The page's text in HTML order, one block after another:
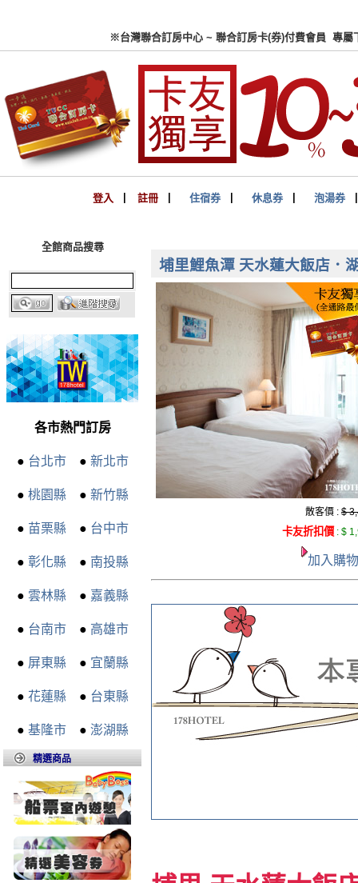
※台灣聯合訂房中心 ~ 聯合
登入 註冊 住宿券 休息券 泡湯券
全館商品搜尋
各市熱門訂房
● 台北市● 新北市
● 桃園縣 ● 新竹縣
● 苗栗縣 ● 台中市
● 彰化縣 ● 南投縣
● 雲林縣 ● 嘉義縣
● 台南市● 高雄市
● 屏東縣 ● 宜蘭縣
● 花蓮縣 ● 台東縣
● 基隆市● 澎湖縣
精選商品
埔里鯉魚潭 天水蓮大飯店．
散客價 : $
卡友折扣價 : $
加入購